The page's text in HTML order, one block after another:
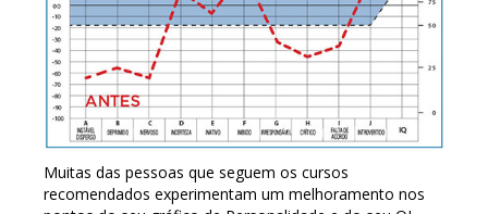
Muitas das pessoas que seguem os cursos
recomendados experimentam um melhoramento nos